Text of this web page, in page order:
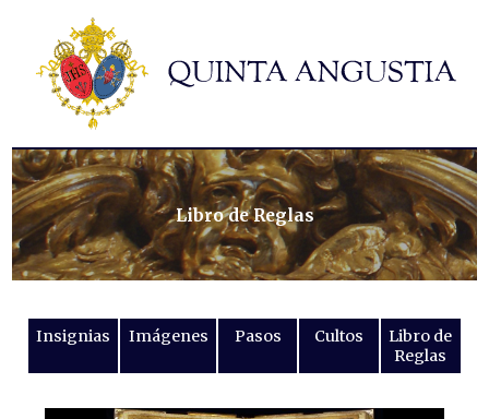
Hermandad
Titulares
Historia y patrimonio
Noticias
Contacto
Formularios
Libro de Reglas
Insignias Imágenes Pasos Cultos
Libro de
Reglas